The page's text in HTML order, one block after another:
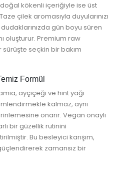
kökenli içeriğiyle ise üst
çilek aromasıyla duyularınızı
gün boyu süren
oluşturur. Premium raw
seçkin bir bakım
Formül
ayçiçeği ve hint yağı
kalmaz, aynı
onarır. Vegan onaylı
bir güzellik rutinini
Bu besleyici karışım,
zamansız bir